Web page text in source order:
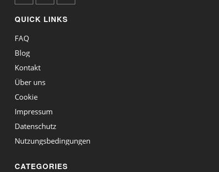
QUICK LINKS
FAQ
Blog
Kontakt
Über uns
Cookie
Impressum
Datenschutz
Nutzungsbedingungen
CATEGORIES